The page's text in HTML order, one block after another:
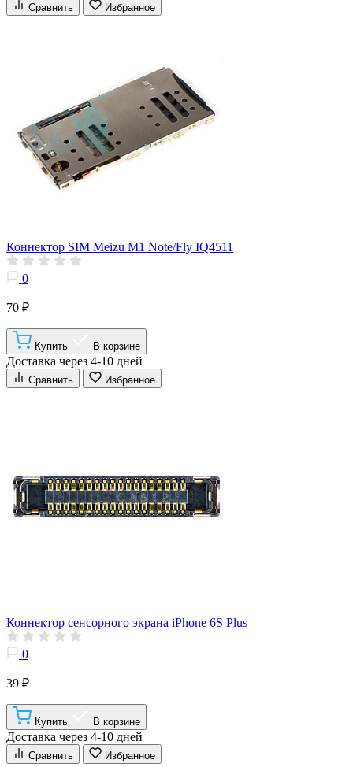
Сравнить Избранное
Коннектор SIM Meizu M1 Note/Fly IQ4511
0
70 ₽
Купить В корзине
Доставка через 4-10 дней
Сравнить Избранное
Коннектор сенсорного экрана iPhone 6S Plus
0
39 ₽
Купить В корзине
Доставка через 4-10 дней
Сравнить Избранное